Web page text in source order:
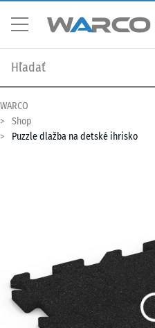
WARCO
Shop
Puzzle dlažba na detské ihrisko